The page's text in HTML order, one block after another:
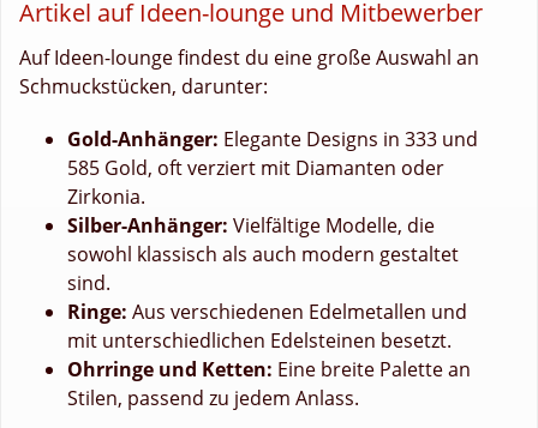
Artikel auf Ideen-lounge und Mitbewerber
Auf Ideen-lounge findest du eine große Auswahl an
Schmuckstücken, darunter:
Gold-Anhänger: Elegante Designs in 333 und
585 Gold, oft verziert mit Diamanten oder
Zirkonia.
Silber-Anhänger: Vielfältige Modelle, die
sowohl klassisch als auch modern gestaltet
sind.
Ringe: Aus verschiedenen Edelmetallen und
mit unterschiedlichen Edelsteinen besetzt.
Ohrringe und Ketten: Eine breite Palette an
Stilen, passend zu jedem Anlass.